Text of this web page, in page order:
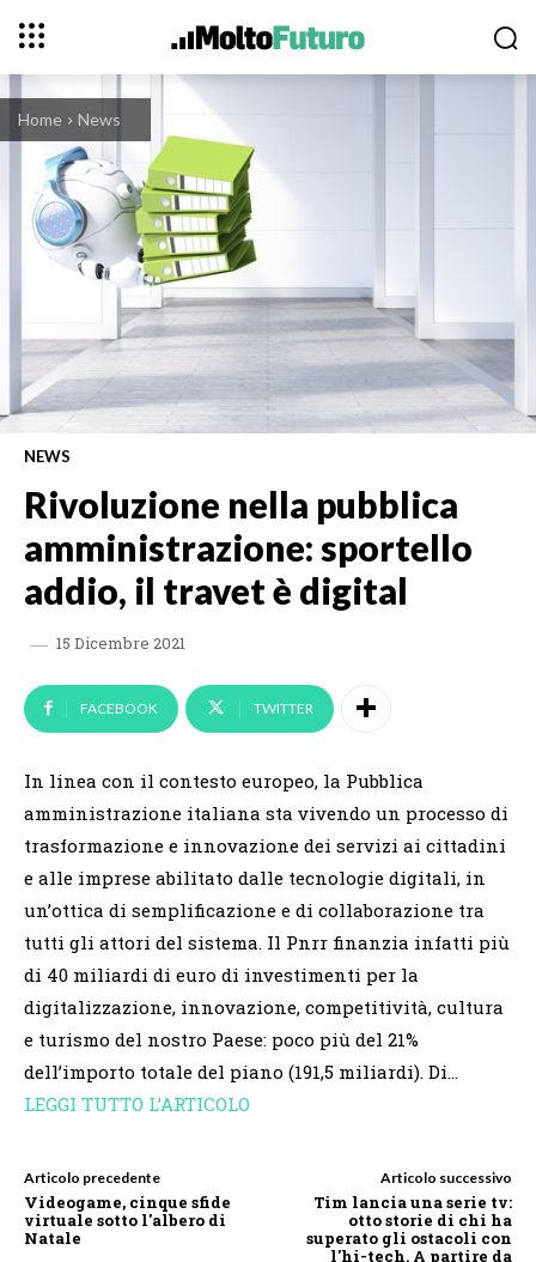
Home News
NEWS
Rivoluzione nella pubblica
amministrazione: sportello
addio, il travet è digital
15 Dicembre 2021
FACEBOOK TWITTER
In linea con il contesto europeo, la Pubblica
amministrazione italiana sta vivendo un processo di
trasformazione e innovazione dei servizi ai cittadini
e alle imprese abilitato dalle tecnologie digitali, in
un’ottica di semplificazione e di collaborazione tra
tutti gli attori del sistema. Il Pnrr finanzia infatti più
di 40 miliardi di euro di investimenti per la
digitalizzazione, innovazione, competitività, cultura
e turismo del nostro Paese: poco più del 21%
dell’importo totale del piano (191,5 miliardi). Di…
LEGGI TUTTO L’ARTICOLO
Articolo precedente
Videogame, cinque sfide
virtuale sotto l'albero di
Natale
Articolo successivo
Tim lancia una serie tv:
otto storie di chi ha
superato gli ostacoli con
l'hi-tech. A partire da